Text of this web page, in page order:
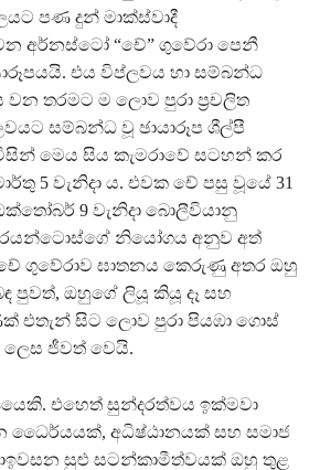
පණ දුන් මාක්ස්වාදී
අර්නස්ටෝ “චේ” ගුවේරා පෙනී
එය විප්ලවය හා සම්බන්ධ
වන තරමට ම ලොව පුරා ප්‍රචලිත
සම්බන්ධ වූ ඡායාරූප ශීල්පී
මෙය සිය කැමරාවේ සටහන් කර
5 වැනිදා ය. එවක චේ පසු වූයේ 31
9 වැනිදා බොලීවියානු
නියෝගය අනුව අත්
චේ ගුවේරාව ඝාතනය කෙරුණු අතර ඔහු
පුවත්, ඔහුගේ ලියූ කියූ දෑ සහ
එතැන් සිට ලොව පුරා පියඹා ගොස්
ජීවත් වෙයි.
එහෙත් සුන්දරත්වය ඉක්මවා
ධෛර්යයක්, අධිෂ්ඨානයක් සහ සමාජ
සුළු සටන්කාමීත්වයක් ඔහු තුළ